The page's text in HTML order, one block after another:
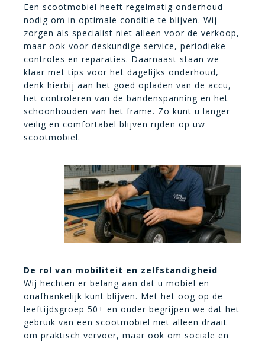
Een scootmobiel heeft regelmatig onderhoud
nodig om in optimale conditie te blijven. Wij
zorgen als specialist niet alleen voor de verkoop,
maar ook voor deskundige service, periodieke
controles en reparaties. Daarnaast staan we
klaar met tips voor het dagelijks onderhoud,
denk hierbij aan het goed opladen van de accu,
het controleren van de bandenspanning en het
schoonhouden van het frame. Zo kunt u langer
veilig en comfortabel blijven rijden op uw
scootmobiel.
De rol van mobiliteit en zelfstandigheid
Wij hechten er belang aan dat u mobiel en
onafhankelijk kunt blijven. Met het oog op de
leeftijdsgroep 50+ en ouder begrijpen we dat het
gebruik van een scootmobiel niet alleen draait
om praktisch vervoer, maar ook om sociale en